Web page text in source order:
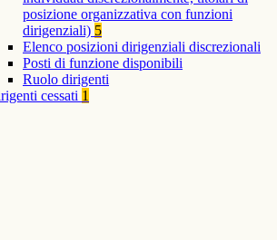
posizione organizzativa con funzioni
dirigenziali) 5
Elenco posizioni dirigenziali discrezionali
Posti di funzione disponibili
Ruolo dirigenti
cessati 1